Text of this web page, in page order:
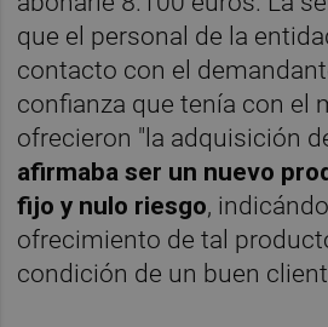
que el personal de la
contacto con el
confianza que tenía con el
ofrecieron "la adquisición
afirmaba ser un nuevo
fijo y nulo riesgo,
ofrecimiento de tal
condición de un buen